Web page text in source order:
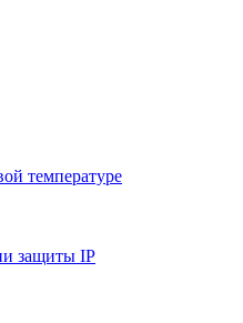
температуре
защиты IP